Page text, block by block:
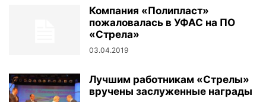
Компания «Полипласт»
пожаловалась в УФАС на ПО
«Стрела»
03.04.2019
Лучшим работникам «Стрелы»
вручены заслуженные награды